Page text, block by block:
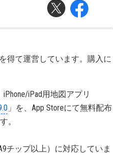
得て運営しています。購入に
iPhone/iPad用地図アプリ
」を、App Storeにて無料配布
。
A9チップ以上）に対応していま